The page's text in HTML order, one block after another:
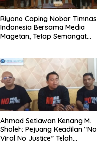
Riyono Caping Nobar Timnas
Indonesia Bersama Media
Magetan, Tetap Semangat
Ahmad Setiawan Kenang M.
Sholeh: Pejuang Keadilan “No
Viral No Justice” Telah